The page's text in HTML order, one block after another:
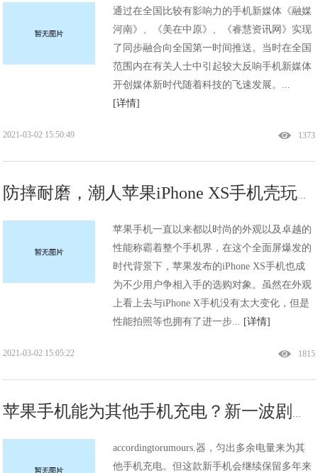
通过在全国比较有影响力的手机新媒体《融媒
河南》、《美在中原》、《睿慧资讯网》实现
了同步融合向全国第一时间推送。当时在全国
范围内在有关人士中引起较大反响手机新媒体
开创媒体新时代随着科技的飞速发展。...
[详情]
1373
2021-03-02 15:50:49
防摔耐磨，潮人苹果iPhone XS手机壳玩出新花样!
苹果手机一直以来都以时尚的外观以及卓越的
性能称霸着整个手机界，在这个全面屏爆发的
时代背景下，苹果发布的iPhone XS手机也成
为不少用户争相入手的选购对象。虽然在外观
上看上去与iPhone X手机没有太大变化，但是
性能拍照等也拥有了进一步... [详情]
1815
2021-03-02 15:05:22
苹果手机能为其他手机充电？新一波剧透来了!
accordingtorumours.器，匀出多余电量来为其
他手机充电。但这款新手机会继续保留多年来